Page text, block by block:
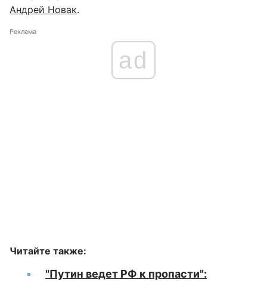
Андрей Новак.
Реклама
ad
Читайте также:
"Путин ведет РФ к пропасти":